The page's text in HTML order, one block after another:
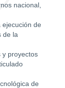
nacional,
de
de la
y proyectos
de